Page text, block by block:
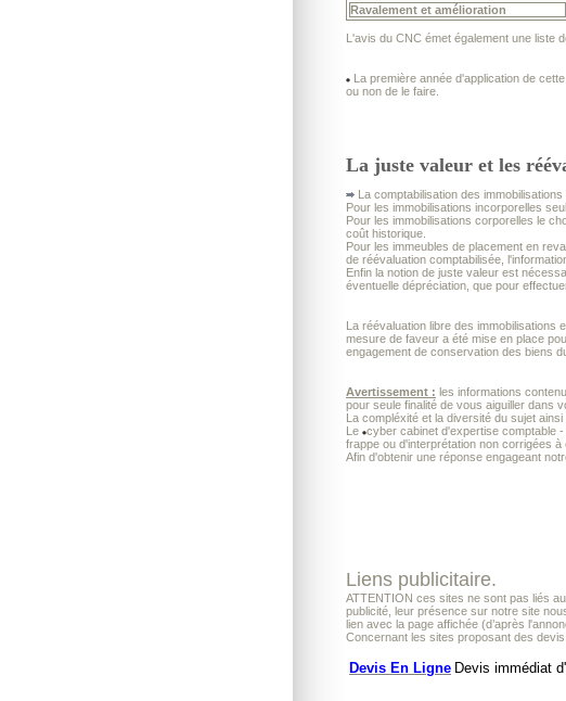
Ravalement et amélioration
L'avis du CNC émet également une liste
La première année d'application de
ou non de le faire.
La juste valeur et les
La comptabilisation des
Pour les immobilisations incorporelles
Pour les immobilisations corporelles le
coût historique.
Pour les immeubles de placement en
de réévaluation comptabilisée,
Enfin la notion de juste valeur est
éventuelle dépréciation, que pour
La réévaluation libre des immobilisations
mesure de faveur a été mise en place
engagement de conservation des biens
Avertissement : les informations
pour seule finalité de vous aiguiller dans
La compléxité et la diversité du sujet
Le cyber cabinet d'expertise comptable
frappe ou d'interprétation non corrigées à
Afin d'obtenir une réponse engageant
Liens publicitaire.
ATTENTION ces sites ne sont pas liés
publicité, leur présence sur notre site
lien avec la page affichée (d’après
Concernant les sites proposant des
Devis En Ligne Devis immédiat